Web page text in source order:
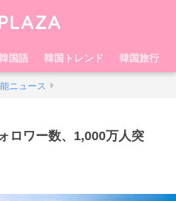
国語 韓国トレンド 韓国旅行
ニュース
ロワー数、1,000万人突